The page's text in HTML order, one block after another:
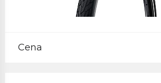
Cena